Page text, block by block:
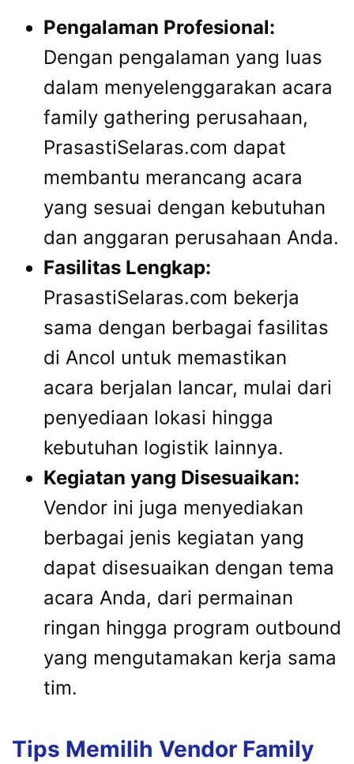
Pengalaman Profesional:
Dengan pengalaman yang luas
dalam menyelenggarakan acara
family gathering perusahaan,
PrasastiSelaras.com dapat
membantu merancang acara
yang sesuai dengan kebutuhan
dan anggaran perusahaan Anda.
Fasilitas Lengkap:
PrasastiSelaras.com bekerja
sama dengan berbagai fasilitas
di Ancol untuk memastikan
acara berjalan lancar, mulai dari
penyediaan lokasi hingga
kebutuhan logistik lainnya.
Kegiatan yang Disesuaikan:
Vendor ini juga menyediakan
berbagai jenis kegiatan yang
dapat disesuaikan dengan tema
acara Anda, dari permainan
ringan hingga program outbound
yang mengutamakan kerja sama
tim.
Tips Memilih Vendor Family